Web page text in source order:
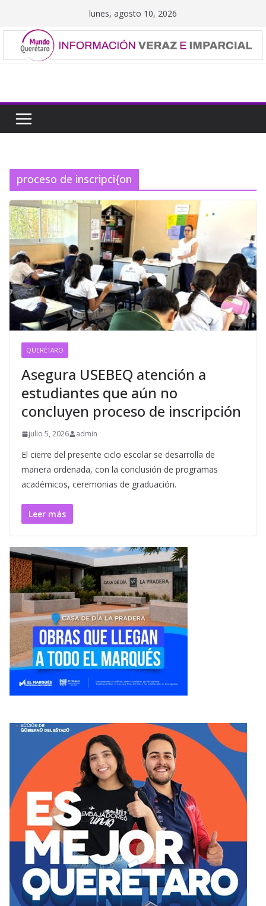
contenido
lunes, agosto 10, 2026
proceso de inscripci{on
QUERÉTARO
Asegura USEBEQ atención a
estudiantes que aún no
concluyen proceso de inscripción
julio 5, 2026 admin
El cierre del presente ciclo escolar se desarrolla de
manera ordenada, con la conclusión de programas
académicos, ceremonias de graduación.
Leer más